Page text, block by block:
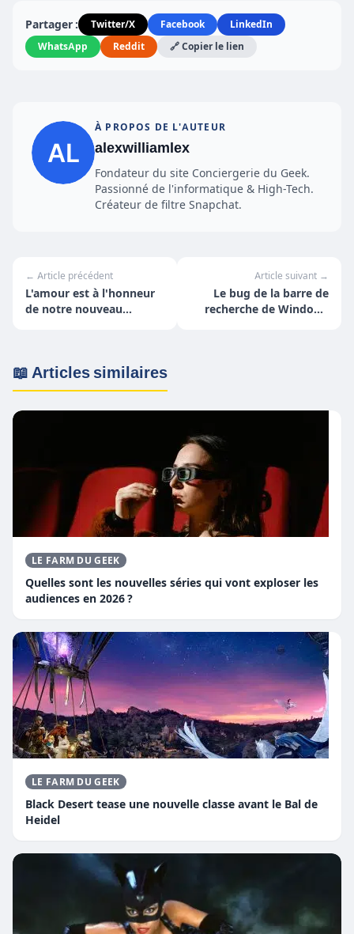
Partager : Twitter/X Facebook
LinkedIn
WhatsApp
Reddit 🔗 Copier le lien
À PROPOS DE L'AUTEUR
alexwilliamlex
Fondateur du site Conciergerie du Geek.
Passionné de l'informatique & High-Tech.
Créateur de filtre Snapchat.
← Article précédent
L'amour est à l'honneur
de notre nouveau
Article suivant →
Le bug de la barre de
recherche de Windows
📖 Articles similaires
LE FARM DU GEEK
Quelles sont les nouvelles séries qui vont exploser les
audiences en 2026 ?
LE FARM DU GEEK
Black Desert tease une nouvelle classe avant le Bal de
Heidel